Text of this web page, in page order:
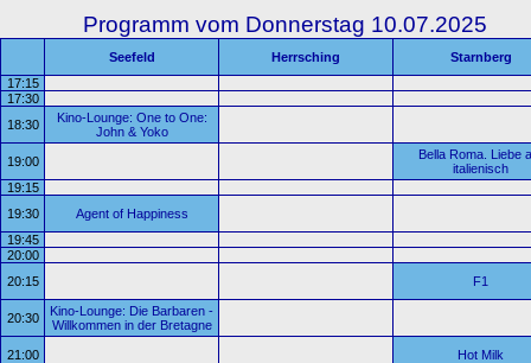
Programm vom Donnerstag 10.07.2025
Seefeld Herrsching
Starnberg
17:15
17:30
18:30
Kino-Lounge: One to One:
John & Yoko
19:00
Bella Roma. Liebe
italienisch
19:15
19:30
Agent of Happiness
19:45
20:00
20:15
F1
20:30
Kino-Lounge: Die Barbaren -
Willkommen in der Bretagne
21:00 Hot Milk